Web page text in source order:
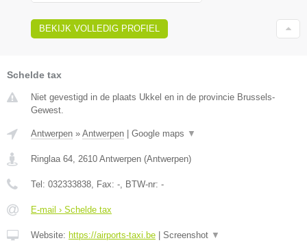
BEKIJK VOLLEDIG PROFIEL
Schelde tax
Niet gevestigd in de plaats Ukkel en in de provincie Brussels-
Gewest.
Antwerpen » Antwerpen Google maps ▼
Ringlaa 64, 2610 Antwerpen (Antwerpen)
Tel: 032333838, Fax: -, BTW-nr: -
E-mail › Schelde tax
Website: https://airports-taxi.be Screenshot ▼